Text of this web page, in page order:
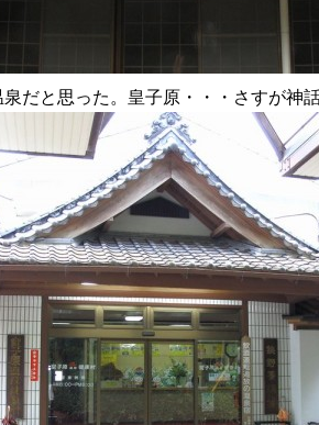
だと思った。皇子原・・・さすが神